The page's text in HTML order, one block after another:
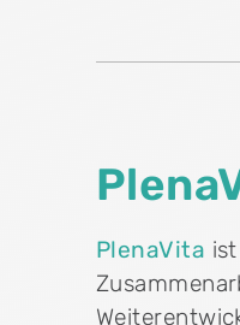
Produkttour
PlenaVita ist